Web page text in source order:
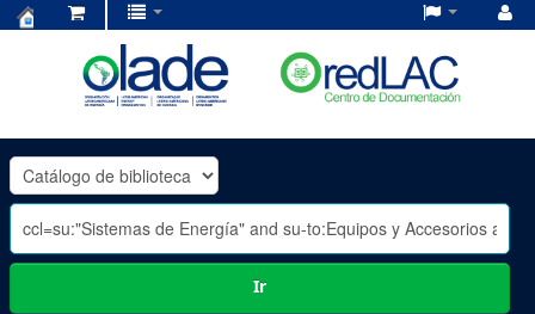
OLADE
-
Ir